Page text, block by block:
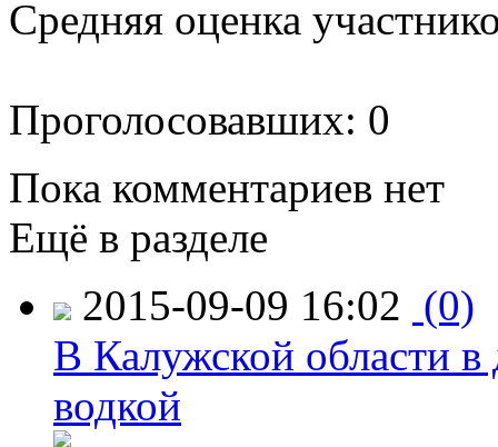
Средняя оценка
Проголосовавших: 0
Пока комментариев нет
Ещё в разделе
2015-09-09 16:02 (0)
В Калужской области в
водкой